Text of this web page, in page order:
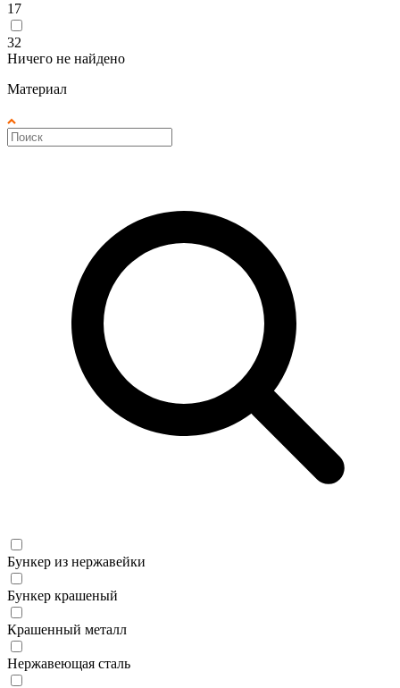
17
32
Ничего не найдено
Материал
Бункер из нержавейки
Бункер крашеный
Крашенный металл
Нержавеющая сталь